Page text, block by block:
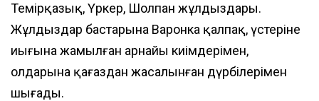
Темірқазық, Үркер, Шолпан жұлдыздары.
Жұлдыздар бастарына Варонка қалпақ, үстеріне
иығына жамылған арнайы киімдерімен,
Қолдарына қағаздан жасалынған дүрбілерімен
шығады.